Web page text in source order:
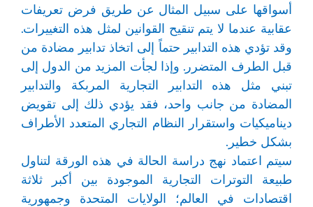
أسواقها على سبيل المثال عن طريق فرض تعريفات
عقابية عندما لا يتم تنقيح القوانين لمثل هذه التغييرات.
وقد تؤدي هذه التدابير حتماً إلى اتخاذ تدابير مضادة من
قبل الطرف المتضرر. وإذا لجأت المزيد من الدول إلى
تبني مثل هذه التدابير التجارية المربكة والتدابير
المضادة من جانب واحد، فقد يؤدي ذلك إلى تقويض
ديناميكيات واستقرار النظام التجاري المتعدد الأطراف
بشكل خطير.
سيتم اعتماد نهج دراسة الحالة في هذه الورقة لتناول
طبيعة التوترات التجارية الموجودة بين أكبر ثلاثة
اقتصادات في العالم؛ الولايات المتحدة وجمهورية